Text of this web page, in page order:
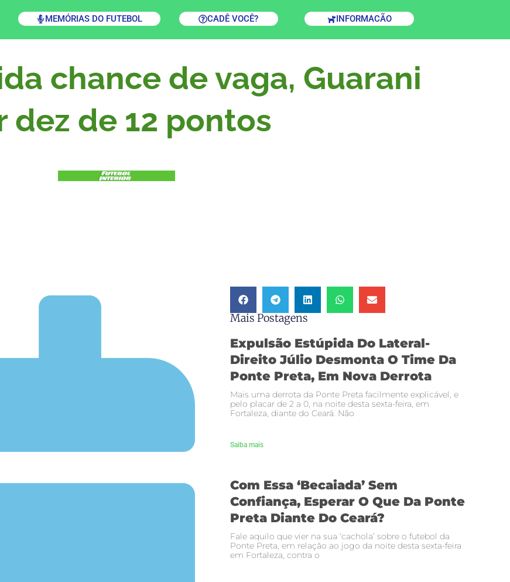
MEMÓRIAS DO FUTEBOL CADÊ VOCÊ? INFORMACÃO
chance de vaga, Guarani
dez de 12 pontos
Mais Postagens
Expulsão Estúpida Do Lateral-
Direito Júlio Desmonta O Time Da
Ponte Preta, Em Nova Derrota
Mais uma derrota da Ponte Preta facilmente explicável, e
pelo placar de 2 a 0, na noite desta sexta-feira, em
Fortaleza, diante do Ceará. Não
Saiba mais
Com Essa ‘becaiada’ Sem
Confiança, Esperar O Que Da Ponte
Preta Diante Do Ceará?
Fale aquilo que vier na sua ‘cachola’ sobre o futebol da
Ponte Preta, em relação ao jogo da noite desta sexta-feira
em Fortaleza, contra o